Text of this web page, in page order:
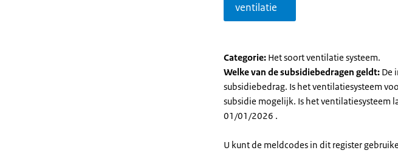
ventilatie
Categorie: Het soort ventilatie systeem.
Welke van de subsidiebedragen geldt: De
subsidiebedrag. Is het ventilatiesysteem
subsidie mogelijk. Is het ventilatiesysteem
01/01/2026 .
U kunt de meldcodes in dit register